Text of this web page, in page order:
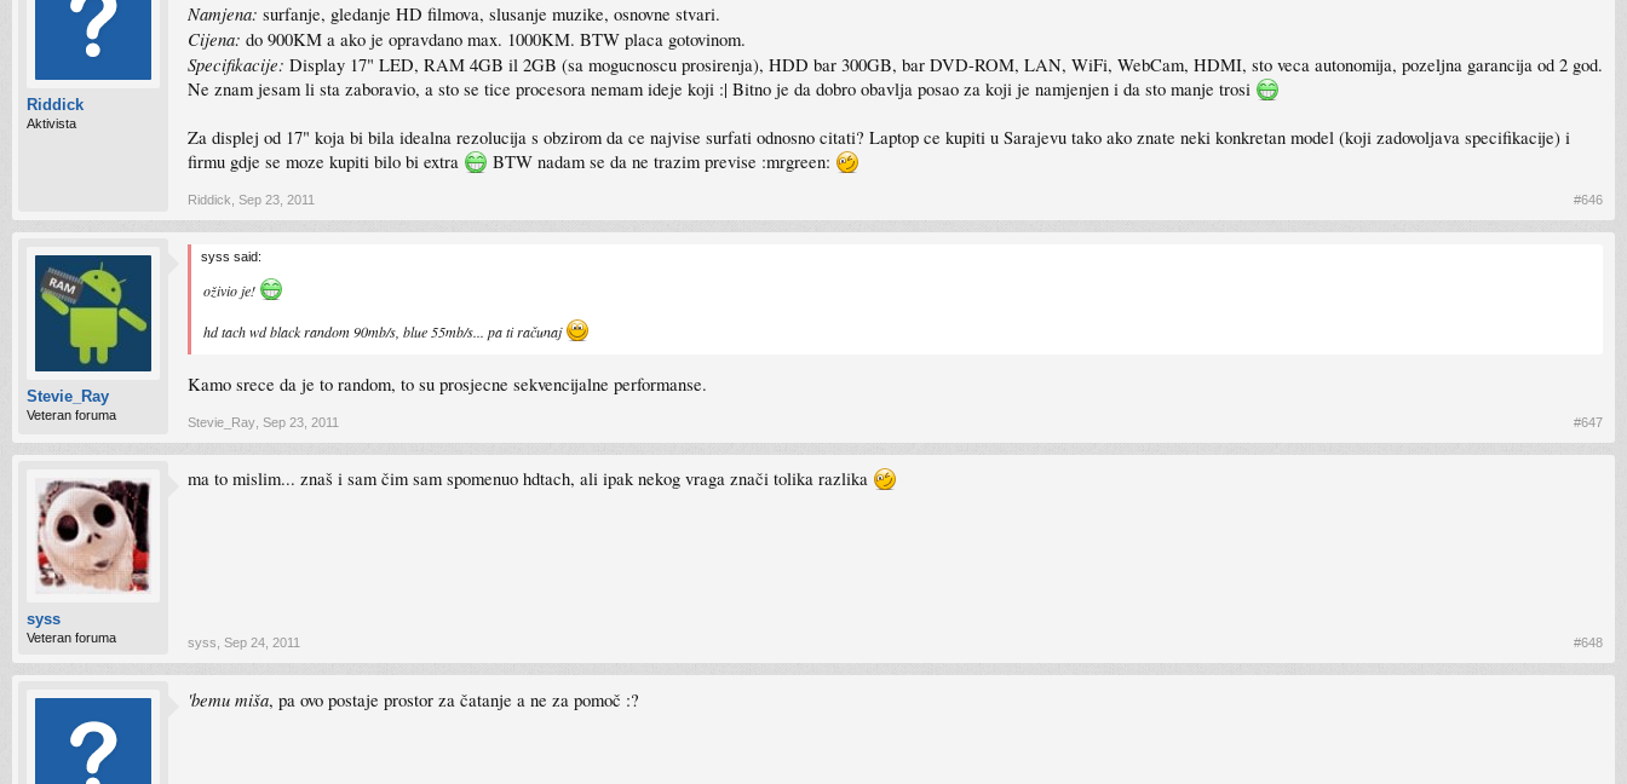
Riddick
Aktivista
Namjena: surfanje, gledanje HD filmova, slusanje muzike, osnovne stvari.
Cijena: do 900KM a ako je opravdano max. 1000KM. BTW placa gotovinom.
Specifikacije: Display 17" LED, RAM 4GB il 2GB (sa mogucnoscu prosirenja), HDD bar 300GB, bar DVD-ROM, LAN, WiFi, WebCam, HDMI, sto veca autonomija, pozeljna garancija od 2 god.
Ne znam jesam li sta zaboravio, a sto se tice procesora nemam ideje koji :| Bitno je da dobro obavlja posao za koji je namjenjen i da sto manje trosi
Za displej od 17" koja bi bila idealna rezolucija s obzirom da ce najvise surfati odnosno citati? Laptop ce kupiti u Sarajevu tako ako znate neki konkretan model (koji zadovoljava specifikacije) i
firmu gdje se moze kupiti bilo bi extra
BTW nadam se da ne trazim previse :mrgreen:
Riddick Sep 23, 2011 #646
Stevie_Ray
Veteran foruma
syss said:
oživio je!
hd tach wd black random 90mb/s, blue 55mb/s... pa ti računaj
Kamo srece da je to random, to su prosjecne sekvencijalne performanse.
Stevie_Ray Sep 23, 2011 #647
syss
Veteran foruma
ma to mislim... znaš i sam čim sam spomenuo hdtach, ali ipak nekog vraga znači tolika razlika
syss Sep 24, 2011 #648
'bemu miša, pa ovo postaje prostor za čatanje a ne za pomoč :?